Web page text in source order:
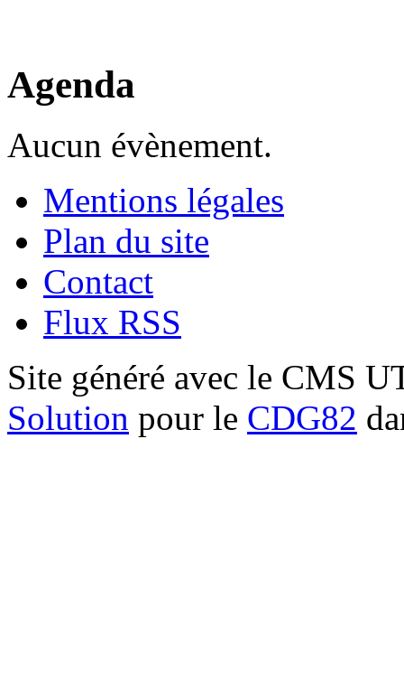
Agenda
Aucun évènement.
Mentions légales
Plan du site
Contact
Flux RSS
Site généré avec le CMS
Solution pour le CDG82